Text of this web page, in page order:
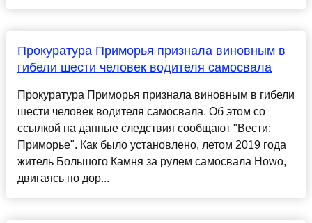
Прокуратура Приморья признала виновным в
гибели шести человек водителя самосвала
Прокуратура Приморья признала виновным в гибели
шести человек водителя самосвала. Об этом со
ссылкой на данные следствия сообщают "Вести:
Приморье". Как было установлено, летом 2019 года
житель Большого Камня за рулем самосвала Howo,
двигаясь по дор...